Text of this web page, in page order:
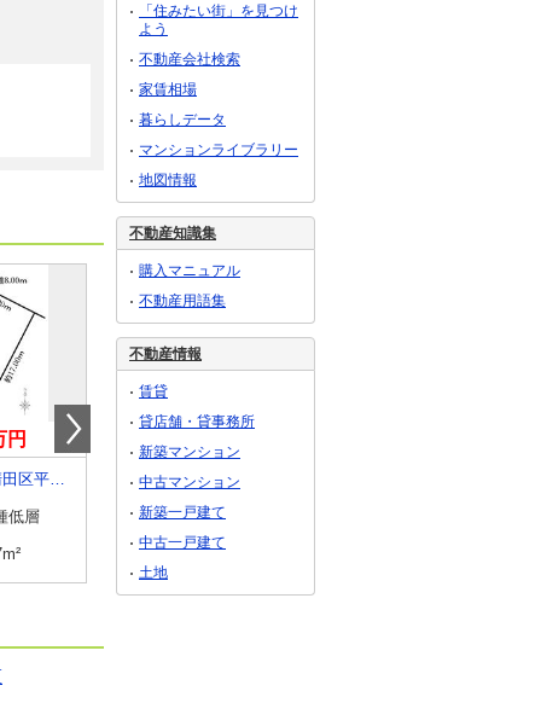
円
北海道札幌市清田区平岡十条２
低層
北海道千歳市青葉５丁目
用途地域 準工業
土地面積 255m²
「住みたい街」を見つけ
よう
不動産会社検索
家賃相場
暮らしデータ
マンションライブラリー
地図情報
不動産知識集
購入マニュアル
不動産用語集
不動産情報
賃貸
貸店舗・貸事務所
新築マンション
中古マンション
新築一戸建て
中古一戸建て
土地